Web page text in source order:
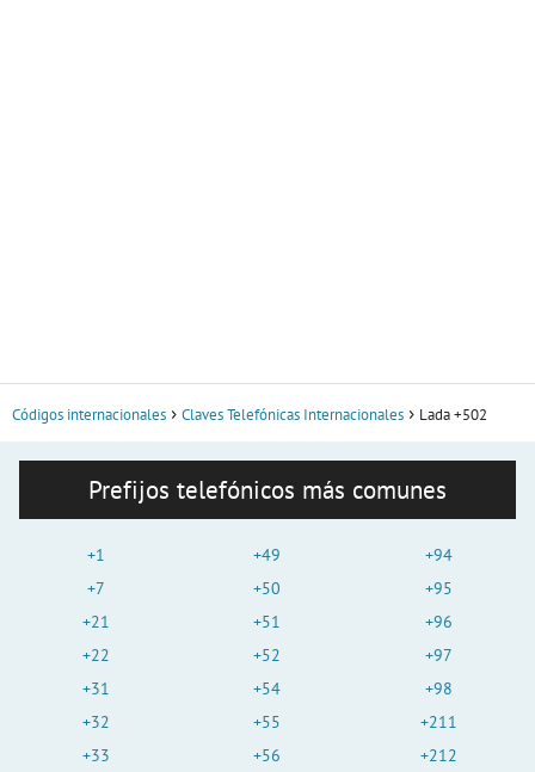
Códigos internacionales Claves Telefónicas Internacionales Lada +502
Prefijos telefónicos más comunes
+1
+7
+21
+22
+31
+32
+33
+49
+50
+51
+52
+54
+55
+56
+94
+95
+96
+97
+98
+211
+212